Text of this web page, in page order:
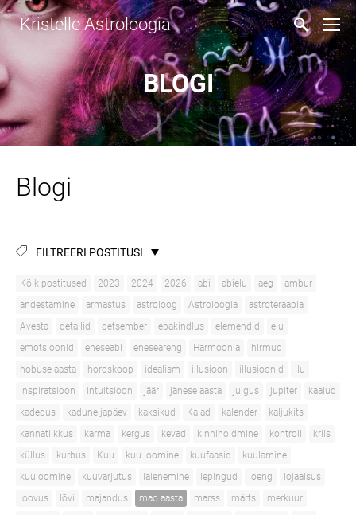
Kristelle Astroloogia
BLOGI
Blogi
FILTREERI POSTITUSI
Kõik postitused 2023 2024 2026 abi abielu aeg
ambur
andestamine
armastus astroloog Astroloogia
astroteraapia
Avesta
detailid detsember ebakindlus elemendid
elu
emotsioonid
eneseabi eneseareng Harmoonia
hirmud
hobuse aasta
horoskoop idealism illusioon illusioonid
ilu
Inspiratsioon
intuitsioon jäär jänese aasta julgus jupiter
kaalud
kadedus
kaduneljapäev kaksikud Kalad kalender
kaljukits
kannatlikkus
karma kergus kevad kinnihoidmine kontroll
kriis
küllus
kurbus Kuu kuu loomine kuufaasid
kuulamine
kuuloomine
kuuvarjutus laienemine lepingud loeng
lojaalsus
loovus
lõvi majandus mao aasta marss märts
merkuur